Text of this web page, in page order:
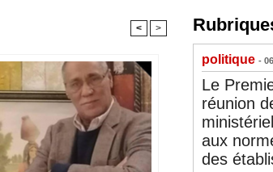
< >
politique -
Le
réunion
aux
des